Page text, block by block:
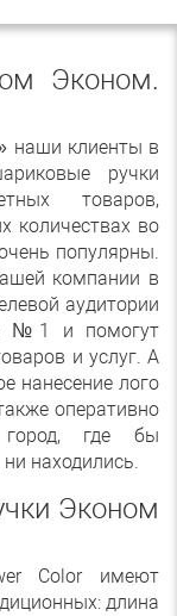
Эконом.
наши клиенты в
ручки
товаров,
количествах во
популярны.
компании в
аудитории
№1 и помогут
и услуг. А
нанесение лого
оперативно
где бы
находились.
Эконом
Color имеют
длина